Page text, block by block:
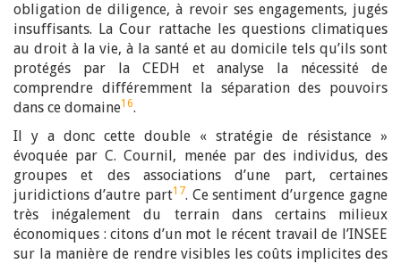
obligation de diligence, à revoir ses engagements, jugés
insuffisants. La Cour rattache les questions climatiques
au droit à la vie, à la santé et au domicile tels qu’ils sont
protégés par la CEDH et analyse la nécessité de
comprendre différemment la séparation des pouvoirs
dans ce domaine16.
Il y a donc cette double « stratégie de résistance »
évoquée par C. Cournil, menée par des individus, des
groupes et des associations d’une part, certaines
juridictions d’autre part17. Ce sentiment d’urgence gagne
très inégalement du terrain dans certains milieux
économiques : citons d’un mot le récent travail de l’INSEE
sur la manière de rendre visibles les coûts implicites des